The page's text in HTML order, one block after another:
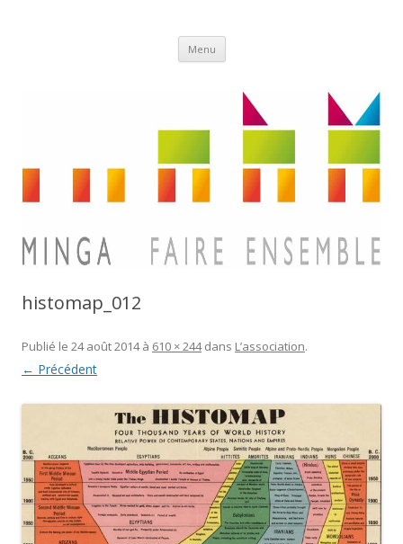
Menu Aller
contenu
histomap_012
Publié le 24 août 2014à 610 × 244dans L’association.
← Précédent